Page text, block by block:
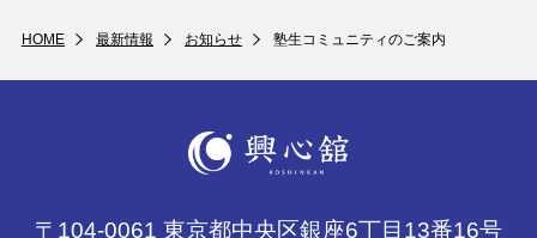
HOME 最新情報 お知らせ 塾生コミュニティのご案内
〒104-0061 東京都中央区銀座6丁目13番16号